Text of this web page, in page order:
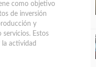
como objetivo
de inversión
y
servicios. Estos
actividad